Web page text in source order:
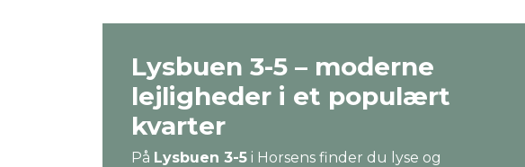
Lysbuen 3-5 – moderne
lejligheder i et populært
kvarter
På Lysbuen 3-5 i Horsens finder du lyse og